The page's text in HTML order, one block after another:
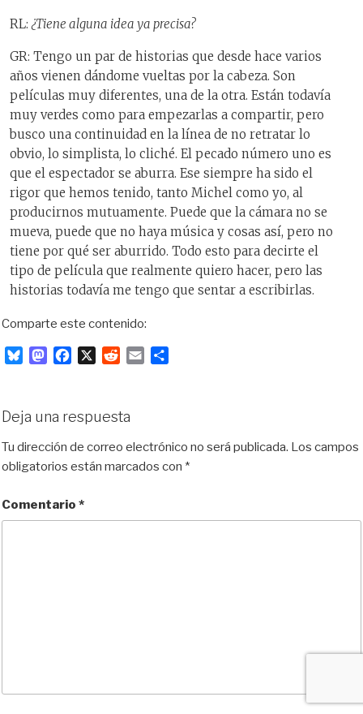
RL:¿Tiene alguna idea ya precisa?
GR: Tengo un par de historias que desde hace varios
años vienen dándome vueltas por la cabeza. Son
películas muy diferentes, una de la otra. Están todavía
muy verdes como para empezarlas a compartir, pero
busco una continuidad en la línea de no retratar lo
obvio, lo simplista, lo cliché. El pecado número uno es
que el espectador se aburra. Ese siempre ha sido el
rigor que hemos tenido, tanto Michel como yo, al
producirnos mutuamente. Puede que la cámara no se
mueva, puede que no haya música y cosas así, pero no
tiene por qué ser aburrido. Todo esto para decirte el
tipo de película que realmente quiero hacer, pero las
historias todavía me tengo que sentar a escribirlas.
Comparte este contenido:
s
k
y
M
o
d
o
b
o
o
X
d
i
t
r
t
Deja una respuesta
Tu dirección de correo electrónico no será publicada. Los campos
obligatorios están marcados con *
Comentario *